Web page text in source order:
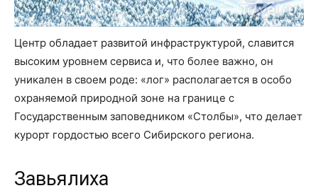
Центр обладает развитой инфраструктурой, славится
высоким уровнем сервиса и, что более важно, он
уникален в своем роде: «лог» располагается в особо
охраняемой природной зоне на границе с
Государственным заповедником «Столбы», что делает
курорт гордостью всего Сибирского региона.
Завьялиха